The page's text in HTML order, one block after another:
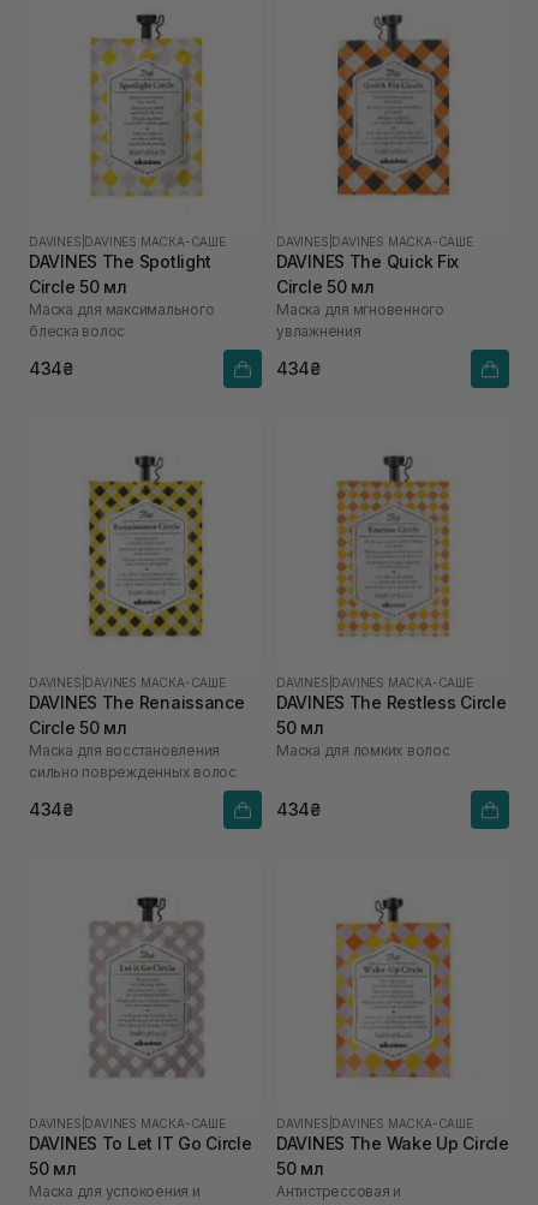
DAVINES DAVINES МАСКА-САШЕ
DAVINES The Spotlight
Circle 50 мл
Маска для максимального
блеска волос
434₴
DAVINES DAVINES МАСКА-САШЕ
DAVINES The Quick Fix
Circle 50 мл
Маска для мгновенного
увлажнения
434₴
DAVINES DAVINES МАСКА-САШЕ
DAVINES The Renaissance
Circle 50 мл
Маска для восстановления
сильно поврежденных волос
434₴
DAVINES DAVINES МАСКА-САШЕ
DAVINES The Restless Circle
50 мл
Маска для ломких волос
434₴
DAVINES DAVINES МАСКА-САШЕ
DAVINES To Let IT Go Circle
50 мл
Маска для успокоения и
DAVINES DAVINES МАСКА-САШЕ
DAVINES The Wake Up Circle
50 мл
Антистрессовая и